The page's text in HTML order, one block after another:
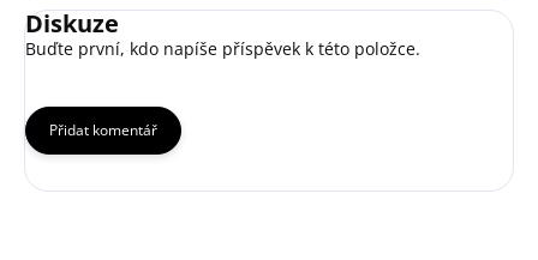
Diskuze
Buďte první, kdo napíše příspěvek k této položce.
Přidat komentář